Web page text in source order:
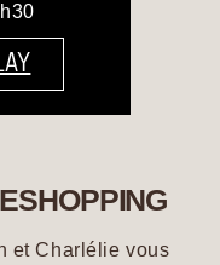
et Charlélie vous